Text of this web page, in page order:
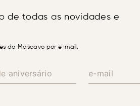
de todas as novidades e
da Mascavo por e-mail.